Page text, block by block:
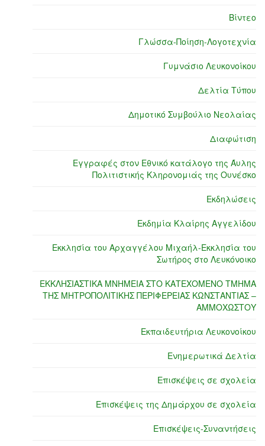
Βίντεο
Γλώσσα-Ποίηση-Λογοτεχνία
Γυμνάσιο Λευκονοίκου
Δελτία Τύπου
Δημοτικό Συμβούλιο Νεολαίας
Διαφώτιση
Εγγραφές στον Εθνικό κατάλογο της Άυλης
Πολιτιστικής Κληρονομιάς της Ουνέσκο
Εκδηλώσεις
Εκδημία Κλαίρης Αγγελίδου
Εκκλησία του Αρχαγγέλου Μιχαήλ-Εκκλησία του
Σωτήρος στο Λευκόνοικο
ΕΚΚΛΗΣΙΑΣΤΙΚΑ ΜΝΗΜΕΙΑ ΣΤΟ ΚΑΤΕΧΟΜΕΝΟ ΤΜΗΜΑ
ΤΗΣ ΜΗΤΡΟΠΟΛΙΤΙΚΗΣ ΠΕΡΙΦΕΡΕΙΑΣ ΚΩΝΣΤΑΝΤΙΑΣ –
ΑΜΜΟΧΩΣΤΟΥ
Εκπαιδευτήρια Λευκονοίκου
Ενημερωτικά Δελτία
Επισκέψεις σε σχολεία
Επισκέψεις της Δημάρχου σε σχολεία
Επισκέψεις-Συναντήσεις